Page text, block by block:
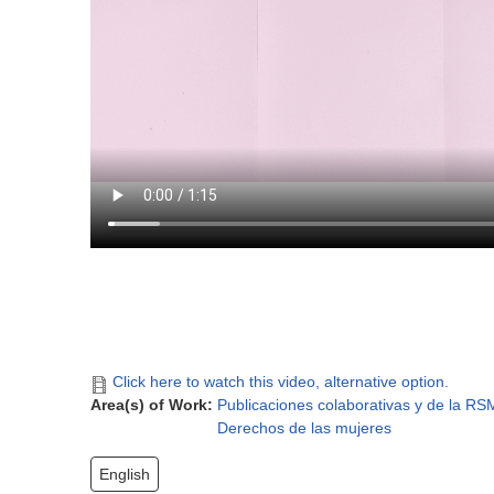
Click here to watch this video, alternative option.
Area(s) of Work: Publicaciones colaborativas y de la
Derechos de las mujeres
English